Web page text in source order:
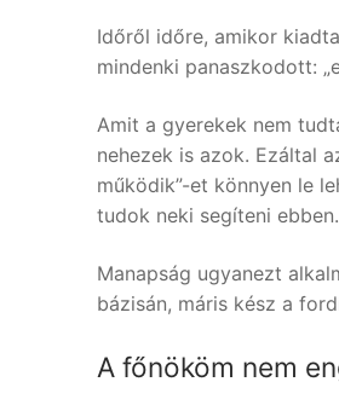
Időről időre, amikor
mindenki panaszkodott:
Amit a gyerekek nem
nehezek is azok. Ezáltal
működik”-et könnyen le
tudok neki segíteni ebben.
Manapság ugyanezt
bázisán, máris kész a
A főnököm nem